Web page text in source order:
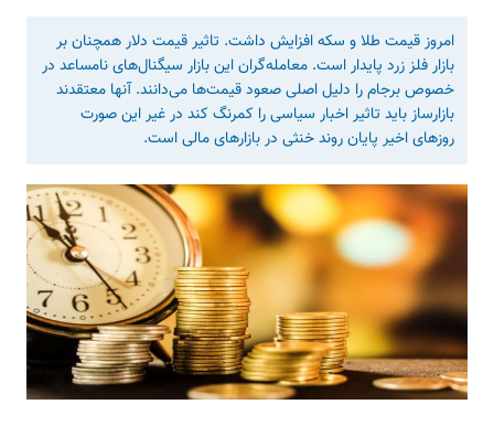
امروز قیمت طلا و سکه افزایش داشت. تاثیر قیمت دلار همچنان بر
بازار فلز زرد پایدار است. معامله‌گران این بازار سیگنال‌های نامساعد در
خصوص برجام را دلیل اصلی صعود قیمت‌ها می‌دانند. آنها معتقدند
بازارساز باید تاثیر اخبار سیاسی را کمرنگ کند در غیر این صورت
روزهای اخیر پایان روند خنثی در بازارهای مالی است.